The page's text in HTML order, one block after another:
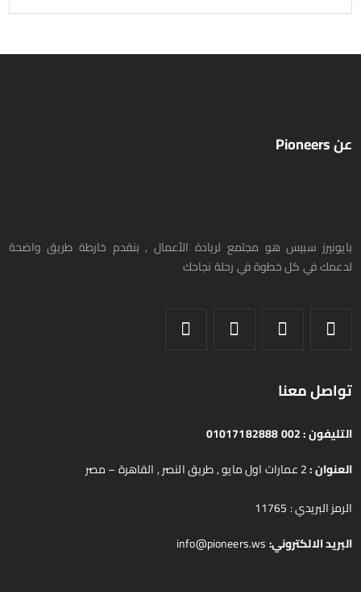
عن Pioneers
بايونيرز سبيس هو مجتمع لريادة الأعمال , بنقدم خارطة طريق واضحة
لدعمك في كل خطوة في رحلة نجاحك
تواصل معنا
التليفون :002 01017182888
العنوان :2 عمارات اول مايو , طريق النصر , القاهرة – مصر
الرمز البريدي : 11765
البريد الالكتروني: